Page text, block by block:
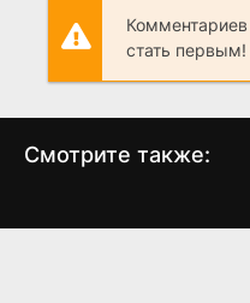
стать первым!
Смотрите также: